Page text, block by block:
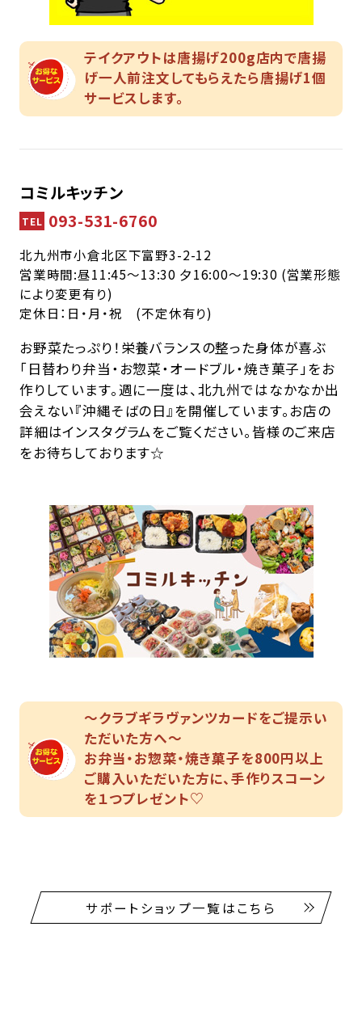
テイクアウトは唐揚げ200g店内で唐揚
げ一人前注文してもらえたら唐揚げ1個
サービスします。
コミルキッチン
TEL 093-531-6760
北九州市小倉北区下富野3-2-12
営業時間:昼11:45〜13:30 夕16:00〜19:30 (営業形態
により変更有り)
定休日：日・月・祝 (不定休有り)
お野菜たっぷり！栄養バランスの整った身体が喜ぶ
「日替わり弁当・お惣菜・オードブル・焼き菓子」をお
作りしています。週に一度は、北九州ではなかなか出
会えない『沖縄そばの日』を開催しています。お店の
詳細はインスタグラムをご覧ください。皆様のご来店
をお待ちしております☆
〜クラブギラヴァンツカードをご提示い
ただいた方へ〜
お弁当・お惣菜・焼き菓子を800円以上
ご購入いただいた方に、手作りスコーン
を１つプレゼント♡
サポートショップ一覧はこちら